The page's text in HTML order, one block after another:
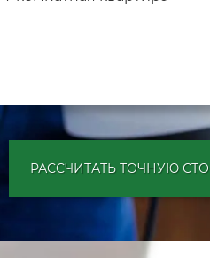
РАССЧИТАТЬ ТОЧНУЮ